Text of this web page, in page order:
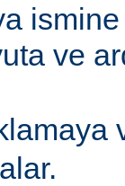
ve